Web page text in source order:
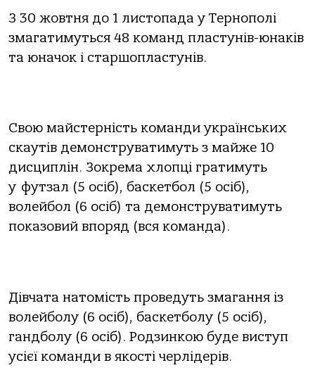
З 30 жовтня до 1 листопада у Тернополі
змагатимуться 48 команд пластунів-юнаків
та юначок і старшопластунів.
Свою майстерність команди українських
скаутів демонструватимуть з майже 10
дисциплін. Зокрема хлопці гратимуть
у футзал (5 осіб), баскетбол (5 осіб),
волейбол (6 осіб) та демонструватимуть
показовий впоряд (вся команда).
Дівчата натомість проведуть змагання із
волейболу (6 осіб), баскетболу (5 осіб),
гандболу (6 осіб). Родзинкою буде виступ
усієї команди в якості черлідерів.